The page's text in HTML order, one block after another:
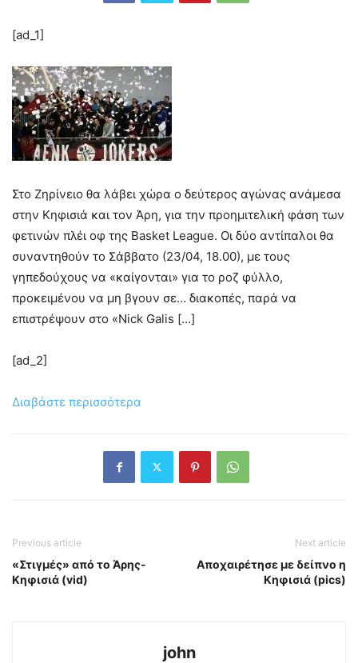
[ad_1]
Στο Ζηρίνειο θα λάβει χώρα ο δεύτερος αγώνας ανάμεσα
στην Κηφισιά και τον Άρη, για την προημιτελική φάση των
φετινών πλέι οφ της Basket League. Οι δύο αντίπαλοι θα
συναντηθούν το Σάββατο (23/04, 18.00), με τους
γηπεδούχους να «καίγονται» για το ροζ φύλλο,
προκειμένου να μη βγουν σε… διακοπές, παρά να
επιστρέψουν στο «Nick Galis […]
[ad_2]
Διαβάστε περισσότερα
Previous article
«Στιγμές» από το Άρης-
Κηφισιά (vid)
Next article
Αποχαιρέτησε με δείπνο η
Κηφισιά (pics)
john